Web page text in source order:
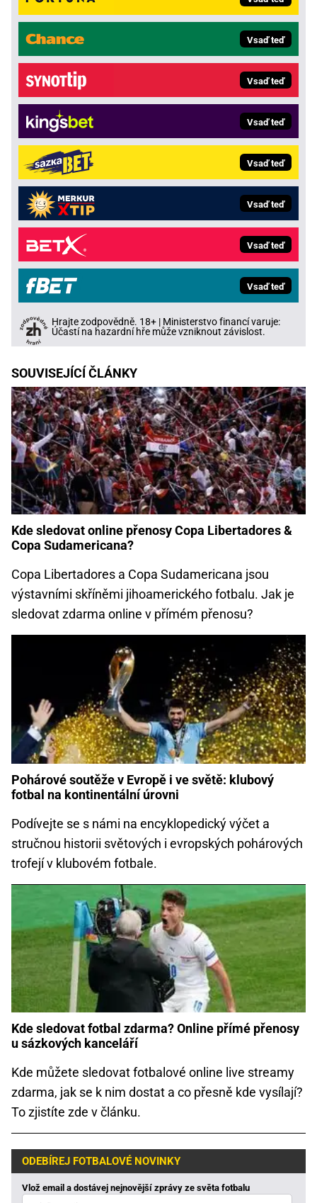
Vsaď teď
Vsaď teď
Vsaď teď
Vsaď teď
Vsaď teď
Vsaď teď
Vsaď teď
Hrajte zodpovědně. 18+ | Ministerstvo financí varuje:
Účastí na hazardní hře může vzniknout závislost.
SOUVISEJÍCÍ ČLÁNKY
Kde sledovat online přenosy Copa Libertadores &
Copa Sudamericana?
Copa Libertadores a Copa Sudamericana jsou
výstavními skříněmi jihoamerického fotbalu. Jak je
sledovat zdarma online v přímém přenosu?
Pohárové soutěže v Evropě i ve světě: klubový
fotbal na kontinentální úrovni
Podívejte se s námi na encyklopedický výčet a
stručnou historii světových i evropských pohárových
trofejí v klubovém fotbale.
Kde sledovat fotbal zdarma? Online přímé přenosy
u sázkových kanceláří
Kde můžete sledovat fotbalové online live streamy
zdarma, jak se k nim dostat a co přesně kde vysílají?
To zjistíte zde v článku.
ODEBÍREJ FOTBALOVÉ NOVINKY
Vlož email a dostávej nejnovější zprávy ze světa fotbalu